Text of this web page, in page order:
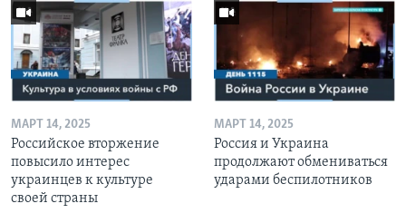
МАРТ 14, 2025
Российское вторжение
повысило интерес
украинцев к культуре
своей страны
МАРТ 14, 2025
Россия и Украина
продолжают обмениваться
ударами беспилотников